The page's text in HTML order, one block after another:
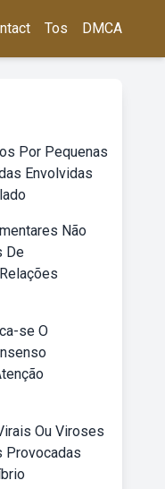
Tos DMCA
Por Pequenas
Envolvidas
Não
De
se O
Ou Viroses
Provocadas